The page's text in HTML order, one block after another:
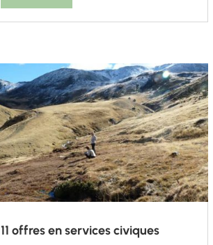
11 offres en services civiques